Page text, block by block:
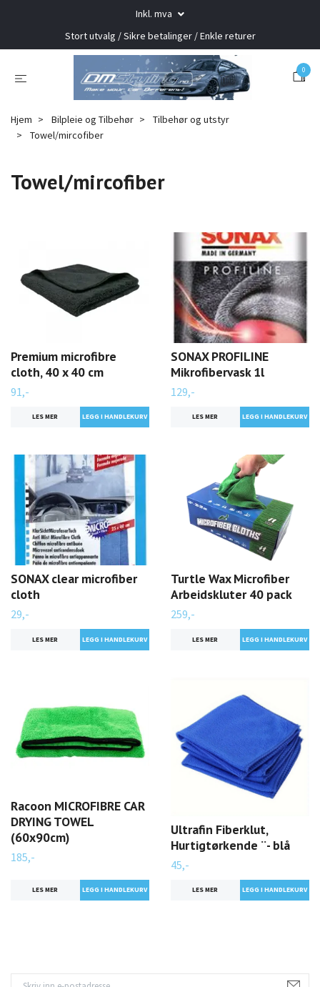
Inkl. mva
Stort utvalg / Sikre betalinger / Enkle returer
0
Hjem Bilpleie og Tilbehør
Tilbehør og utstyr
Towel/mircofiber
Towel/mircofiber
Premium microfibre
cloth, 40 x 40 cm
91,-
LES MER
SONAX PROFILINE
Mikrofibervask 1l
129,-
LES MER
SONAX clear microfiber
cloth
29,-
LES MER
Turtle Wax Microfiber
Arbeidskluter 40 pack
259,-
LES MER
Racoon MICROFIBRE CAR
DRYING TOWEL
(60x90cm)
185,-
LES MER
Ultrafin Fiberklut,
Hurtigtørkende ¨- blå
45,-
LES MER